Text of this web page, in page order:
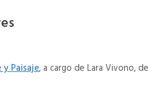
Paisaje, a cargo de Lara Vivono,